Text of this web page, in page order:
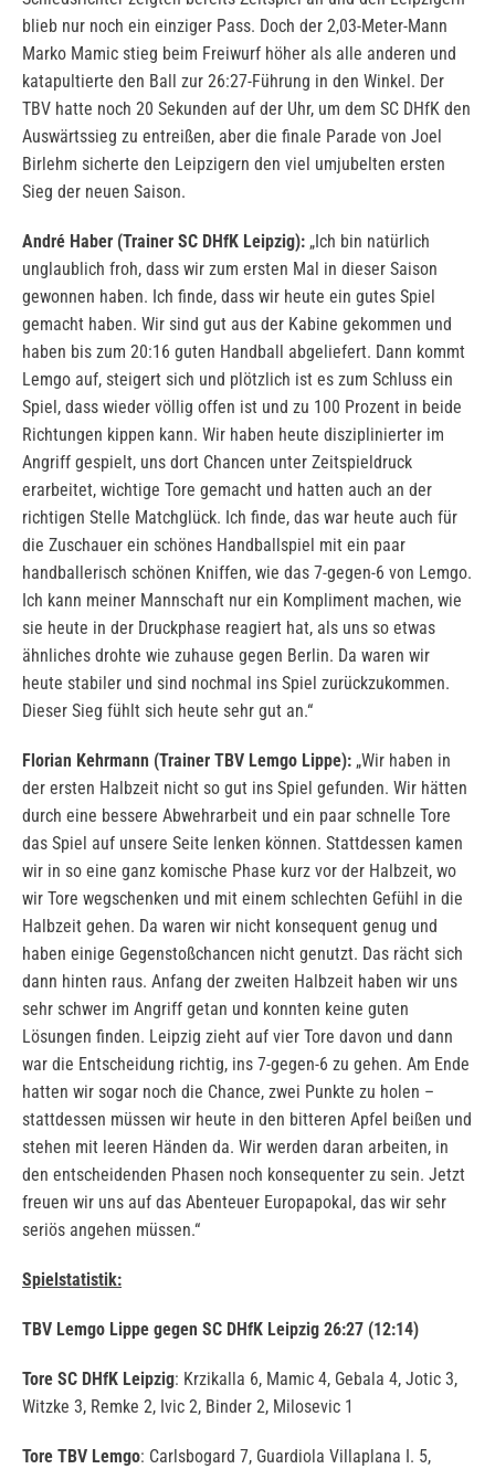
blieb nur noch ein einziger Pass. Doch der 2,03-Meter-Mann
Marko Mamic stieg beim Freiwurf höher als alle anderen und
katapultierte den Ball zur 26:27-Führung in den Winkel. Der
TBV hatte noch 20 Sekunden auf der Uhr, um dem SC DHfK den
Auswärtssieg zu entreißen, aber die finale Parade von Joel
Birlehm sicherte den Leipzigern den viel umjubelten ersten
Sieg der neuen Saison.
André Haber (Trainer SC DHfK Leipzig): „Ich bin natürlich
unglaublich froh, dass wir zum ersten Mal in dieser Saison
gewonnen haben. Ich finde, dass wir heute ein gutes Spiel
gemacht haben. Wir sind gut aus der Kabine gekommen und
haben bis zum 20:16 guten Handball abgeliefert. Dann kommt
Lemgo auf, steigert sich und plötzlich ist es zum Schluss ein
Spiel, dass wieder völlig offen ist und zu 100 Prozent in beide
Richtungen kippen kann. Wir haben heute disziplinierter im
Angriff gespielt, uns dort Chancen unter Zeitspieldruck
erarbeitet, wichtige Tore gemacht und hatten auch an der
richtigen Stelle Matchglück. Ich finde, das war heute auch für
die Zuschauer ein schönes Handballspiel mit ein paar
handballerisch schönen Kniffen, wie das 7-gegen-6 von Lemgo.
Ich kann meiner Mannschaft nur ein Kompliment machen, wie
sie heute in der Druckphase reagiert hat, als uns so etwas
ähnliches drohte wie zuhause gegen Berlin. Da waren wir
heute stabiler und sind nochmal ins Spiel zurückzukommen.
Dieser Sieg fühlt sich heute sehr gut an.“
Florian Kehrmann (Trainer TBV Lemgo Lippe): „Wir haben in
der ersten Halbzeit nicht so gut ins Spiel gefunden. Wir hätten
durch eine bessere Abwehrarbeit und ein paar schnelle Tore
das Spiel auf unsere Seite lenken können. Stattdessen kamen
wir in so eine ganz komische Phase kurz vor der Halbzeit, wo
wir Tore wegschenken und mit einem schlechten Gefühl in die
Halbzeit gehen. Da waren wir nicht konsequent genug und
haben einige Gegenstoßchancen nicht genutzt. Das rächt sich
dann hinten raus. Anfang der zweiten Halbzeit haben wir uns
sehr schwer im Angriff getan und konnten keine guten
Lösungen finden. Leipzig zieht auf vier Tore davon und dann
war die Entscheidung richtig, ins 7-gegen-6 zu gehen. Am Ende
hatten wir sogar noch die Chance, zwei Punkte zu holen –
stattdessen müssen wir heute in den bitteren Apfel beißen und
stehen mit leeren Händen da. Wir werden daran arbeiten, in
den entscheidenden Phasen noch konsequenter zu sein. Jetzt
freuen wir uns auf das Abenteuer Europapokal, das wir sehr
seriös angehen müssen.“
Spielstatistik:
TBV Lemgo Lippe gegen SC DHfK Leipzig 26:27 (12:14)
Tore SC DHfK Leipzig: Krzikalla 6, Mamic 4, Gebala 4, Jotic 3,
Witzke 3, Remke 2, Ivic 2, Binder 2, Milosevic 1
Tore TBV Lemgo: Carlsbogard 7, Guardiola Villaplana I. 5,